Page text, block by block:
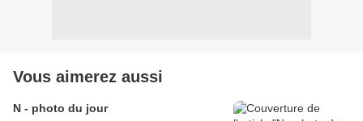
Vous aimerez aussi
N - photo du jour